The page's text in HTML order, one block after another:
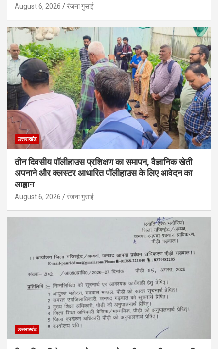
August 6, 2026 रंजना गुसाई
उत्तराखंड
तीन दिवसीय पॉलीहाउस प्रशिक्षण का समापन, वैज्ञानिक खेती
अपनाने और क्लस्टर आधारित पॉलीहाउस के लिए आवेदन का
आह्वान
August 6, 2026 रंजना गुसाई
उत्तराखंड